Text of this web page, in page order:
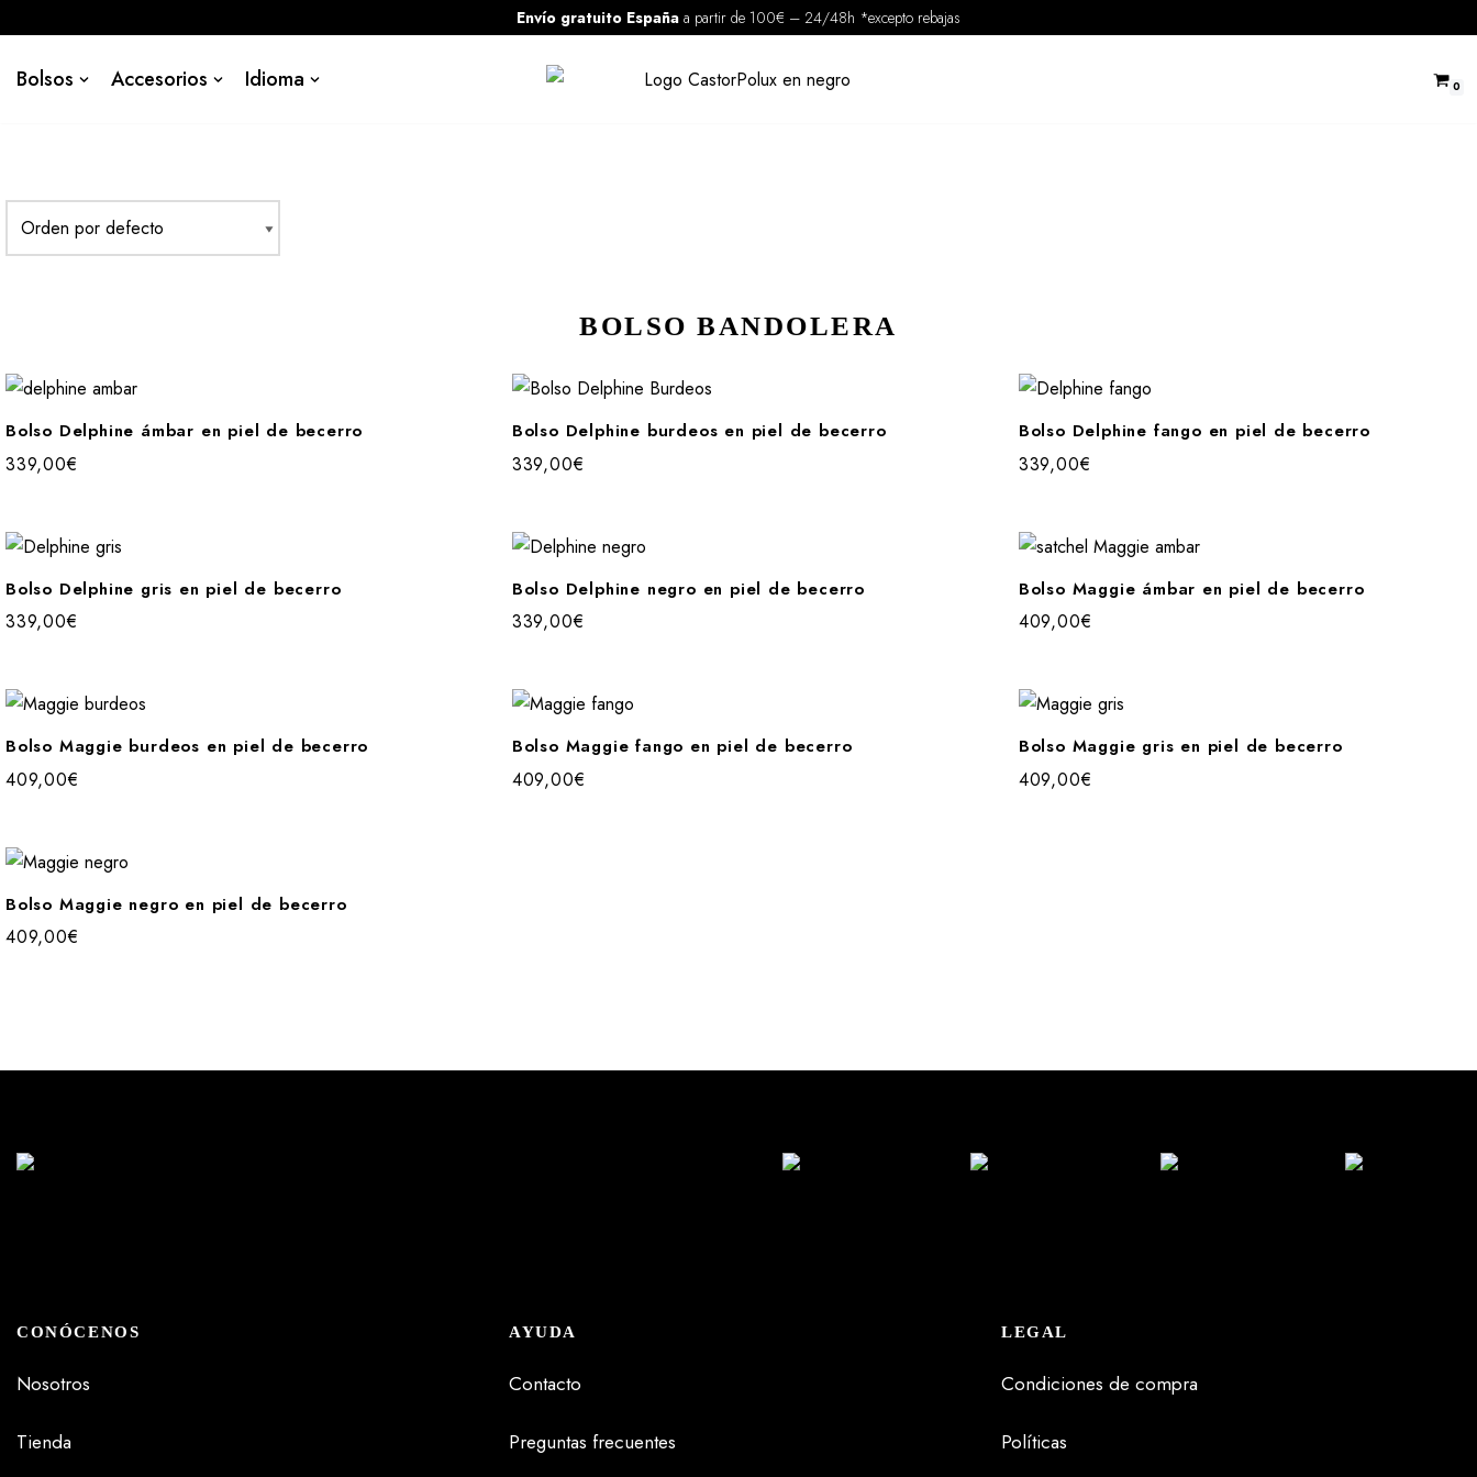
al
Envío gratuito España a partir de 100€ – 24/48h *excepto rebajas
Bolsos Accesorios Idioma 0
BOLSO BANDOLERA
Bolso Delphine ámbar en piel de becerro
339,00€
Bolso Delphine burdeos en piel de becerro
339,00€
Bolso Delphine fango en piel de becerro
339,00€
Bolso Delphine gris en piel de becerro
339,00€
Bolso Delphine negro en piel de becerro
339,00€
Bolso Maggie ámbar en piel de becerro
409,00€
Bolso Maggie burdeos en piel de becerro
409,00€
Bolso Maggie fango en piel de becerro
409,00€
Bolso Maggie gris en piel de becerro
409,00€
Bolso Maggie negro en piel de becerro
409,00€
CONÓCENOS
Nosotros
Tienda
AYUDA
Contacto
Preguntas frecuentes
LEGAL
Condiciones de compra
Políticas